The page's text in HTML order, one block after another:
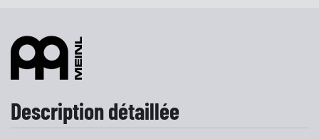
Description détaillée